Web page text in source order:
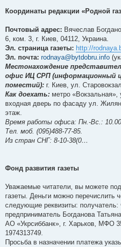
Координаты редакции «Родной
Почтовый адрес: Вячеслав
6, ком. 3, г. Киев, 04112, Украина.
Эл. страница газеты: http://
Эл. почта: rodnaya@bytdobru.info
Местонахождение
офис ИЦ СРП (информационный
поместий): г. Киев, ул.
Как доехать: метро «Вокзальная»,
входная дверь по фасаду ул.
этаж.
Время работы офиса: Пн.-Вс.:
Тел. моб. (095)488-77-85.
Из стран СНГ: 8-10-38(0…
Фонд развития газеты
Уважаемые читатели, вы можете
газеты. Деньги можно перечислить
следующие реквизиты: получатель:
предприниматель Богданова
АО «Укрсиббанк», г. Харьков, МФО
1974313749.
Просьба в назначении платежа